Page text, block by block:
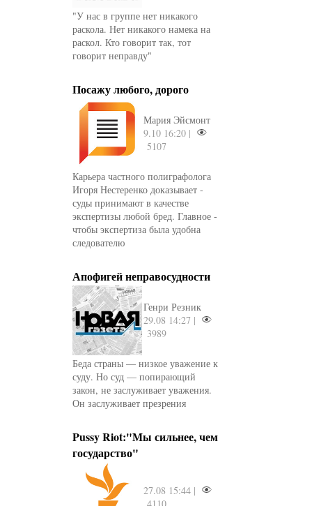
"У нас в группе нет никакого
раскола. Нет никакого намека на
раскол. Кто говорит так, тот
говорит неправду"
Посажу любого, дорого
Мария Эйсмонт
9.10 16:20 |
5107
Карьера частного полиграфолога
Игоря Нестеренко доказывает -
суды принимают в качестве
экспертизы любой бред. Главное -
чтобы экспертиза была удобна
следователю
Апофигей неправосудности
Генри Резник
29.08 14:27 |
3989
Беда страны — низкое уважение к
суду. Но суд — попирающий
закон, не заслуживает уважения.
Он заслуживает презрения
Pussy Riot:"Мы сильнее, чем
государство"
27.08 15:44 |